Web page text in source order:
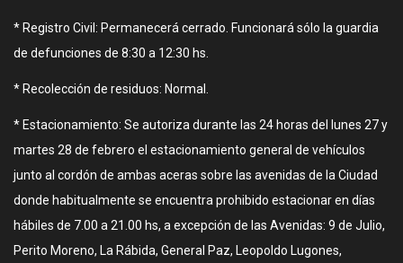
* Registro Civil: Permanecerá cerrado. Funcionará sólo la guardia
de defunciones de 8:30 a 12:30 hs.
* Recolección de residuos: Normal.
* Estacionamiento: Se autoriza durante las 24 horas del lunes 27 y
martes 28 de febrero el estacionamiento general de vehículos
junto al cordón de ambas aceras sobre las avenidas de la Ciudad
donde habitualmente se encuentra prohibido estacionar en días
hábiles de 7.00 a 21.00 hs, a excepción de las Avenidas: 9 de Julio,
Perito Moreno, La Rábida, General Paz, Leopoldo Lugones,